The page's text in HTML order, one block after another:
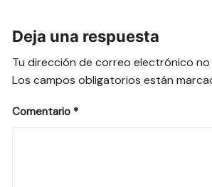
Deja una respuesta
Tu dirección de correo electrónico no
Los campos obligatorios están
Comentario *